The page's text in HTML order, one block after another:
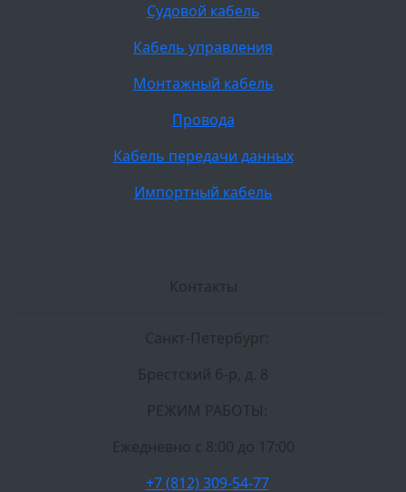
Судовой кабель
Кабель управления
Монтажный кабель
Провода
Кабель передачи данных
Импортный кабель
Контакты
Санкт-Петербург:
Брестский б-р, д. 8
РЕЖИМ РАБОТЫ:
Ежедневно c 8:00 до 17:00
+7 (812) 309-54-77